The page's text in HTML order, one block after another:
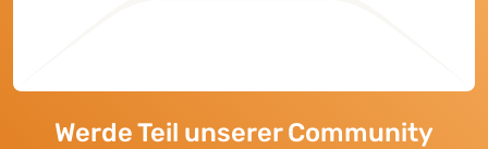
Werde Teil unserer Community